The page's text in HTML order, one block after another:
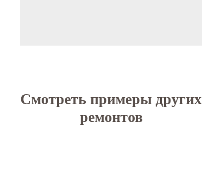
Смотреть примеры других
ремонтов